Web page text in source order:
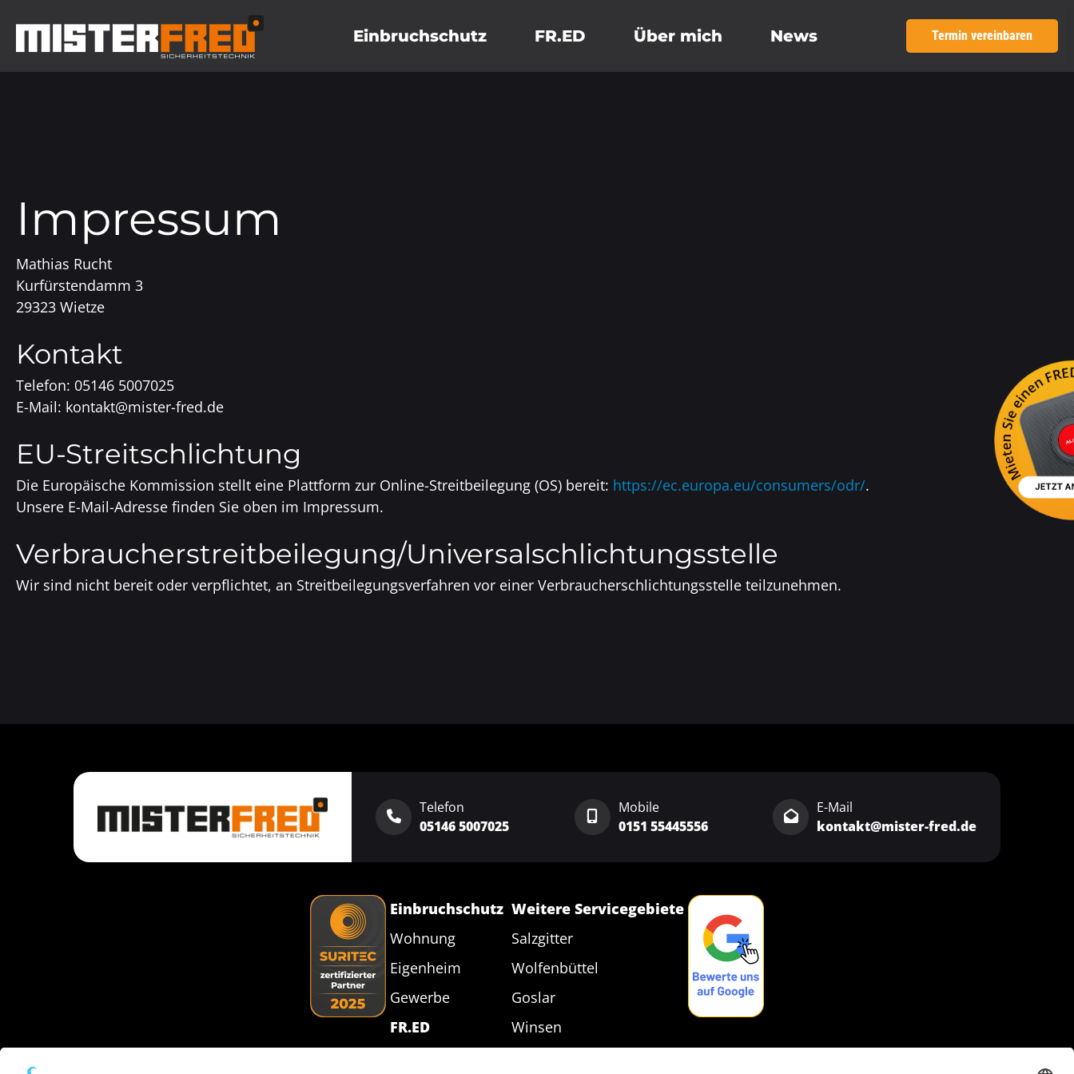
Einbruchschutz FR.ED Über mich News Termin vereinbaren
Impressum
Mathias Rucht
Kurfürstendamm 3
29323 Wietze
Kontakt
Telefon: 05146 5007025
E-Mail: kontakt@mister-fred.de
EU-Streitschlichtung
Die Europäische Kommission stellt eine Plattform zur Online-Streitbeilegung (OS) bereit: https://ec.europa.eu/consumers/odr/.
Unsere E-Mail-Adresse finden Sie oben im Impressum.
Verbraucher­streit­beilegung/Universal­schlichtungs­stelle
Wir sind nicht bereit oder verpflichtet, an Streitbeilegungsverfahren vor einer Verbraucherschlichtungsstelle teilzunehmen.
Telefon
05146 5007025
Mobile
‭0151 55445556‬
E-Mail
kontakt@mister-fred.de
Einbruchschutz
Wohnung
Eigenheim
Gewerbe
FR.ED
Weitere Servicegebiete
Salzgitter
Wolfenbüttel
Goslar
Winsen